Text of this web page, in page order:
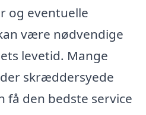
og eventuelle
være nødvendige
levetid. Mange
skræddersyede
få den bedste service